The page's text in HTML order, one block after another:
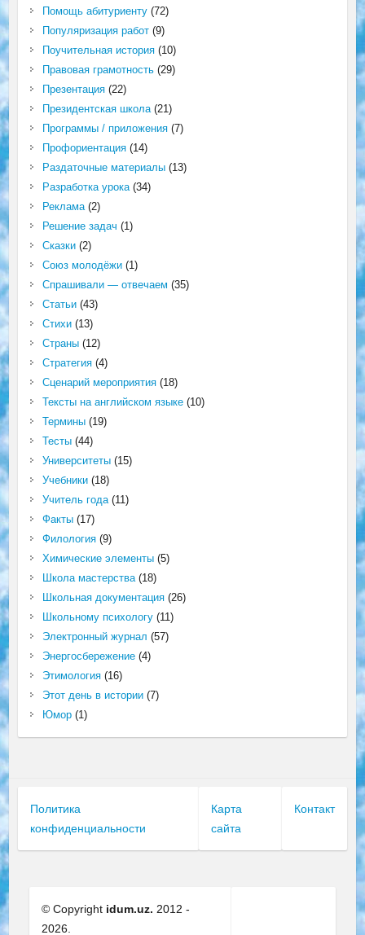
Помощь абитуриенту(72)
Популяризация работ(9)
Поучительная история(10)
Правовая грамотность(29)
Презентация(22)
Президентская школа(21)
Программы / приложения(7)
Профориентация(14)
Раздаточные материалы(13)
Разработка урока(34)
Реклама(2)
Решение задач (1)
Сказки(2)
Союз молодёжи(1)
Спрашивали — отвечаем (35)
Статьи(43)
Стихи(13)
Страны(12)
Стратегия(4)
Сценарий мероприятия(18)
Тексты на английском языке(10)
Термины(19)
Тесты(44)
Университеты(15)
Учебники(18)
Учитель года(11)
Факты(17)
Филология(9)
Химические элементы(5)
Школа мастерства(18)
Школьная документация(26)
Школьному психологу(11)
Электронный журнал (57)
Энергосбережение(4)
Этимология(16)
Этот день в истории(7)
Юмор(1)
Политика
конфиденциальности
Карта
сайта
Контакт
© Copyright idum.uz. 2012 -
2026.